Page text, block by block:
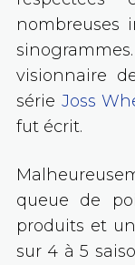
nombreuses
visionnaire
série Joss
fut écrit.
queue de
produits et
sur 4 à 5